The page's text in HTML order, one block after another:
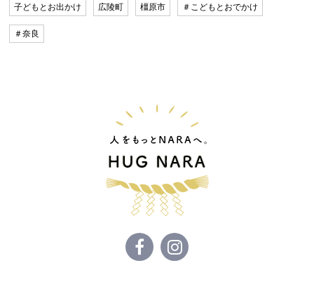
子どもとお出かけ 広陵町 橿原市 ＃こどもとおでかけ
＃奈良